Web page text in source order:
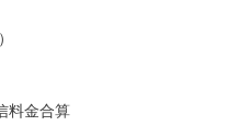
どものため、地域のため、伝統
せていただきます。
料金合算